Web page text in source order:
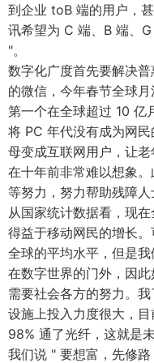
到企业 toB 端的用户，
讯希望为 C 端、B 端、
"。
数字化广度首先要解决
的微信，今年春节全球
第一个在全球超过 10 亿
将 PC 年代没有成为网
母变成互联网用户，让
在十年前非常难以想象
等努力，努力帮助残障人
从国家统计数据看，现
得益于移动网民的增长
全球的平均水平，但是
在数字世界的门外，因
需要社会各方的努力。
设施上投入力度很大，
98% 通了光纤，这就是
我们说 " 要想富，先修